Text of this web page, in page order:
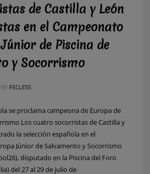
de Castilla y León
en el Campeonato
de Piscina de
y Socorrismo
BY FECLESS
se proclama campeona de Europa de
Los cuatro socorristas de Castilla y
la selección española en el
Júnior de Salvamento y Socorrismo
disputado en la Piscina del Foro
del 27 al 29 de julio de